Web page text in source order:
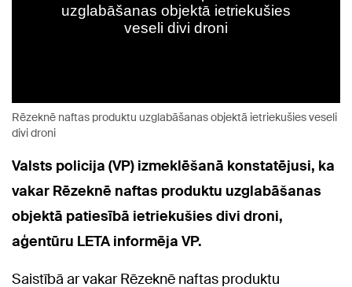
Rēzeknē naftas produktu uzglabāšanas objektā ietriekušies veseli
divi droni
Valsts policija (VP) izmeklēšanā konstatējusi, ka
vakar Rēzeknē naftas produktu uzglabāšanas
objektā patiesībā ietriekušies divi droni,
aģentūru LETA informēja VP.
Saistībā ar vakar Rēzeknē naftas produktu